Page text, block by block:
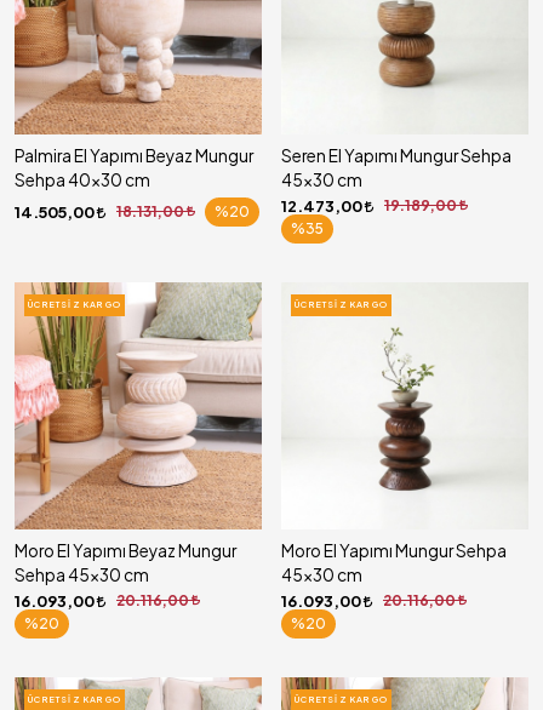
Palmira El Yapımı Beyaz Mungur
Sehpa 40x30 cm
14.505,00 18.131,00 %20
Seren El Yapımı Mungur Sehpa
45x30 cm
12.473,00
19.189,00
%35
ÜCRETSIZ KARGO
Moro El Yapımı Beyaz Mungur
Sehpa 45x30 cm
16.093,00
20.116,00
%20
ÜCRETSIZ KARGO
Moro El Yapımı Mungur Sehpa
45x30 cm
16.093,00
20.116,00
%20
ÜCRETSIZ KARGO ÜCRETSIZ KARGO